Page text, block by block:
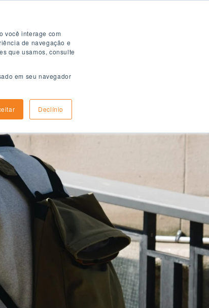
você interage com
de navegação e
que usamos, consulte
em seu navegador
Declínio